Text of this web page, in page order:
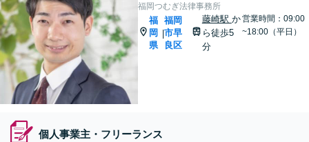
福岡つむぎ法律事務所
福
岡
県
|
福岡
市早
良区
藤崎駅 か
ら徒歩5
分
営業時間：09:00
~18:00（平日）
個人事業主・フリーランス